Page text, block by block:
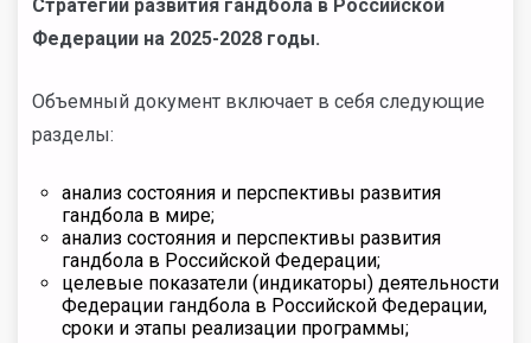
Стратегии развития гандбола в Российской
Федерации на 2025-2028 годы.
Объемный документ включает в себя следующие
разделы:
анализ состояния и перспективы развития
гандбола в мире;
анализ состояния и перспективы развития
гандбола в Российской Федерации;
целевые показатели (индикаторы) деятельности
Федерации гандбола в Российской Федерации,
сроки и этапы реализации программы;